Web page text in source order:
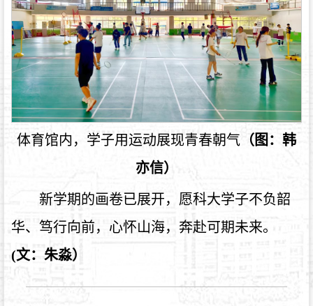
体育馆内，学子用运动展现青春朝气 （图：韩
亦信）
新学期的画卷已展开，愿科大学子不负韶
华、笃行向前，心怀山海，奔赴可期未来。
(文：朱淼）